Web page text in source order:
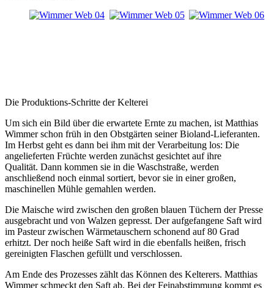
Die Produktions-Schritte der Kelterei
Um sich ein Bild über die erwartete Ernte zu machen, ist Matthias
Wimmer schon früh in den Obstgärten seiner Bioland-Lieferanten.
Im Herbst geht es dann bei ihm mit der Verarbeitung los: Die
angelieferten Früchte werden zunächst gesichtet auf ihre
Qualität. Dann kommen sie in die Waschstraße, werden
anschließend noch einmal sortiert, bevor sie in einer großen,
maschinellen Mühle gemahlen werden.
Die Maische wird zwischen den großen blauen Tüchern der Presse
ausgebracht und von Walzen gepresst. Der aufgefangene Saft wird
im Pasteur zwischen Wärmetauschern schonend auf 80 Grad
erhitzt. Der noch heiße Saft wird in die ebenfalls heißen, frisch
gereinigten Flaschen gefüllt und verschlossen.
Am Ende des Prozesses zählt das Können des Kelterers. Matthias
Wimmer schmeckt den Saft ab. Bei der Feinabstimmung kommt es